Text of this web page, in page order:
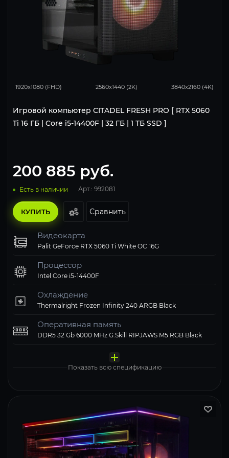
1920x1080 (FHD) 2560x1440 (2K) 3840x2160 (4K)
Игровой компьютер CITADEL FRESH PRO [ RTX 5060
Ti 16 ГБ | Core i5-14400F | 32 ГБ | 1 ТБ SSD ]
200 885 руб.
Есть в наличии Арт.: 992081
КУПИТЬ Сравнить
Видеокарта
Palit GeForce RTX 5060 Ti White OC 16G
Процессор
Intel Core i5-14400F
Охлаждение
Thermalright Frozen Infinity 240 ARGB Black
Оперативная память
DDR5 32 Gb 6000 MHz G.Skill RIPJAWS M5 RGB Black
Материнская плата
ADATA XPG 1000 Gb LEGEND 900 PRO
1STPLAYER 750W NGDP GOLD White
Корпус Cougar Airface Flo RGB Black черный
Windows 11 Pro, Free Trial
Показать всю спецификацию